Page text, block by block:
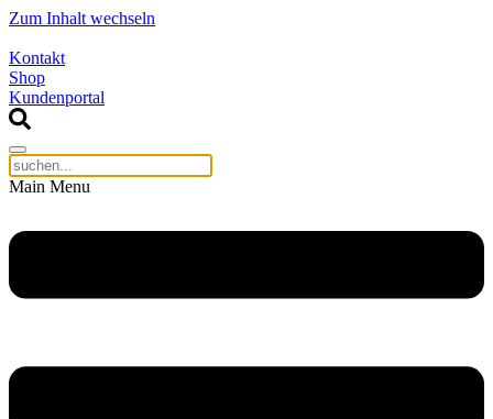
Zum Inhalt wechseln
Kontakt
Shop
Kundenportal
Main Menu